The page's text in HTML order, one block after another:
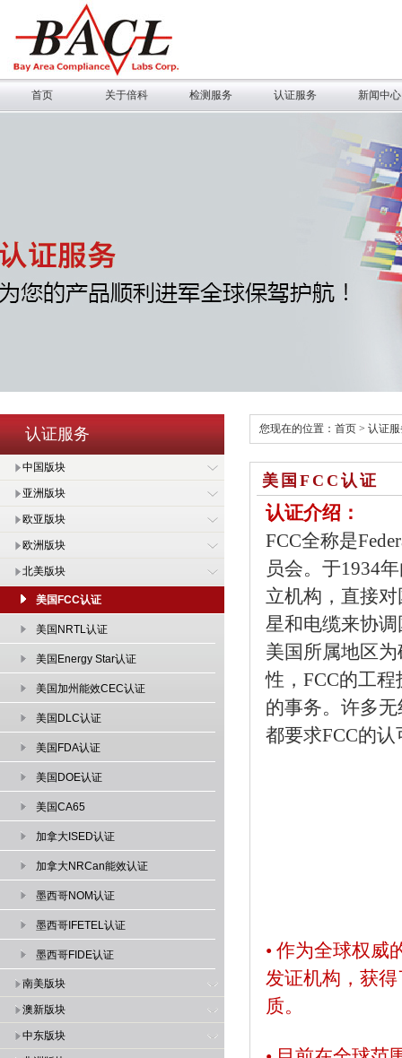
首页 关于倍科 检测服务 认证服务 新闻中心
认证服务
中国版块
亚洲版块
欧亚版块
欧洲版块
北美版块
美国FCC认证
美国NRTL认证
美国Energy Star认证
美国加州能效CEC认证
美国DLC认证
美国FDA认证
美国DOE认证
美国CA65
加拿大ISED认证
加拿大NRCan能效认证
墨西哥NOM认证
墨西哥IFETEL认证
墨西哥FIDE认证
南美版块
澳新版块
中东版块
您现在的位置： 首页 > 认证
美国FCC认证
认证介绍：
FCC全称是
员会。于1934
立机构，直接
星和电缆来协
美国所属地区
性，FCC的工
的事务。许多
都要求FCC的认
• 作为全球权威
发证机构，获
质。